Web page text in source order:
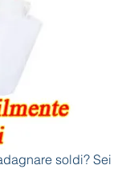
soldi? Sei